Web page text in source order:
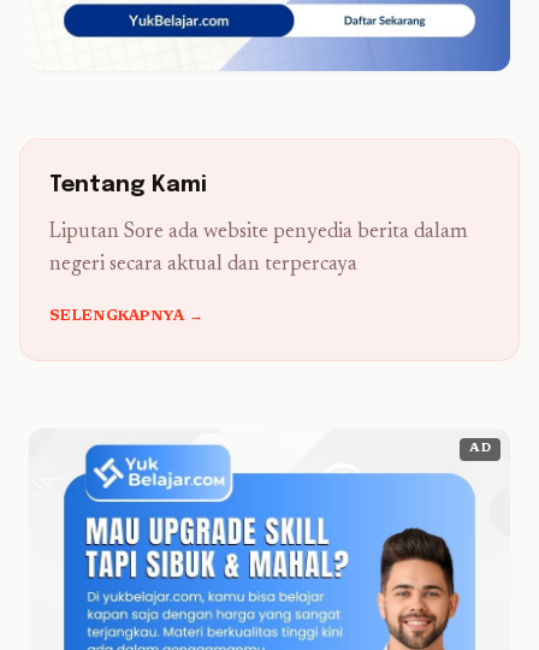
Tentang Kami
Liputan Sore ada website penyedia berita dalam
negeri secara aktual dan terpercaya
SELENGKAPNYA →
AD